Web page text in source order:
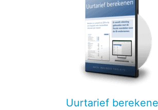
Uurtarief